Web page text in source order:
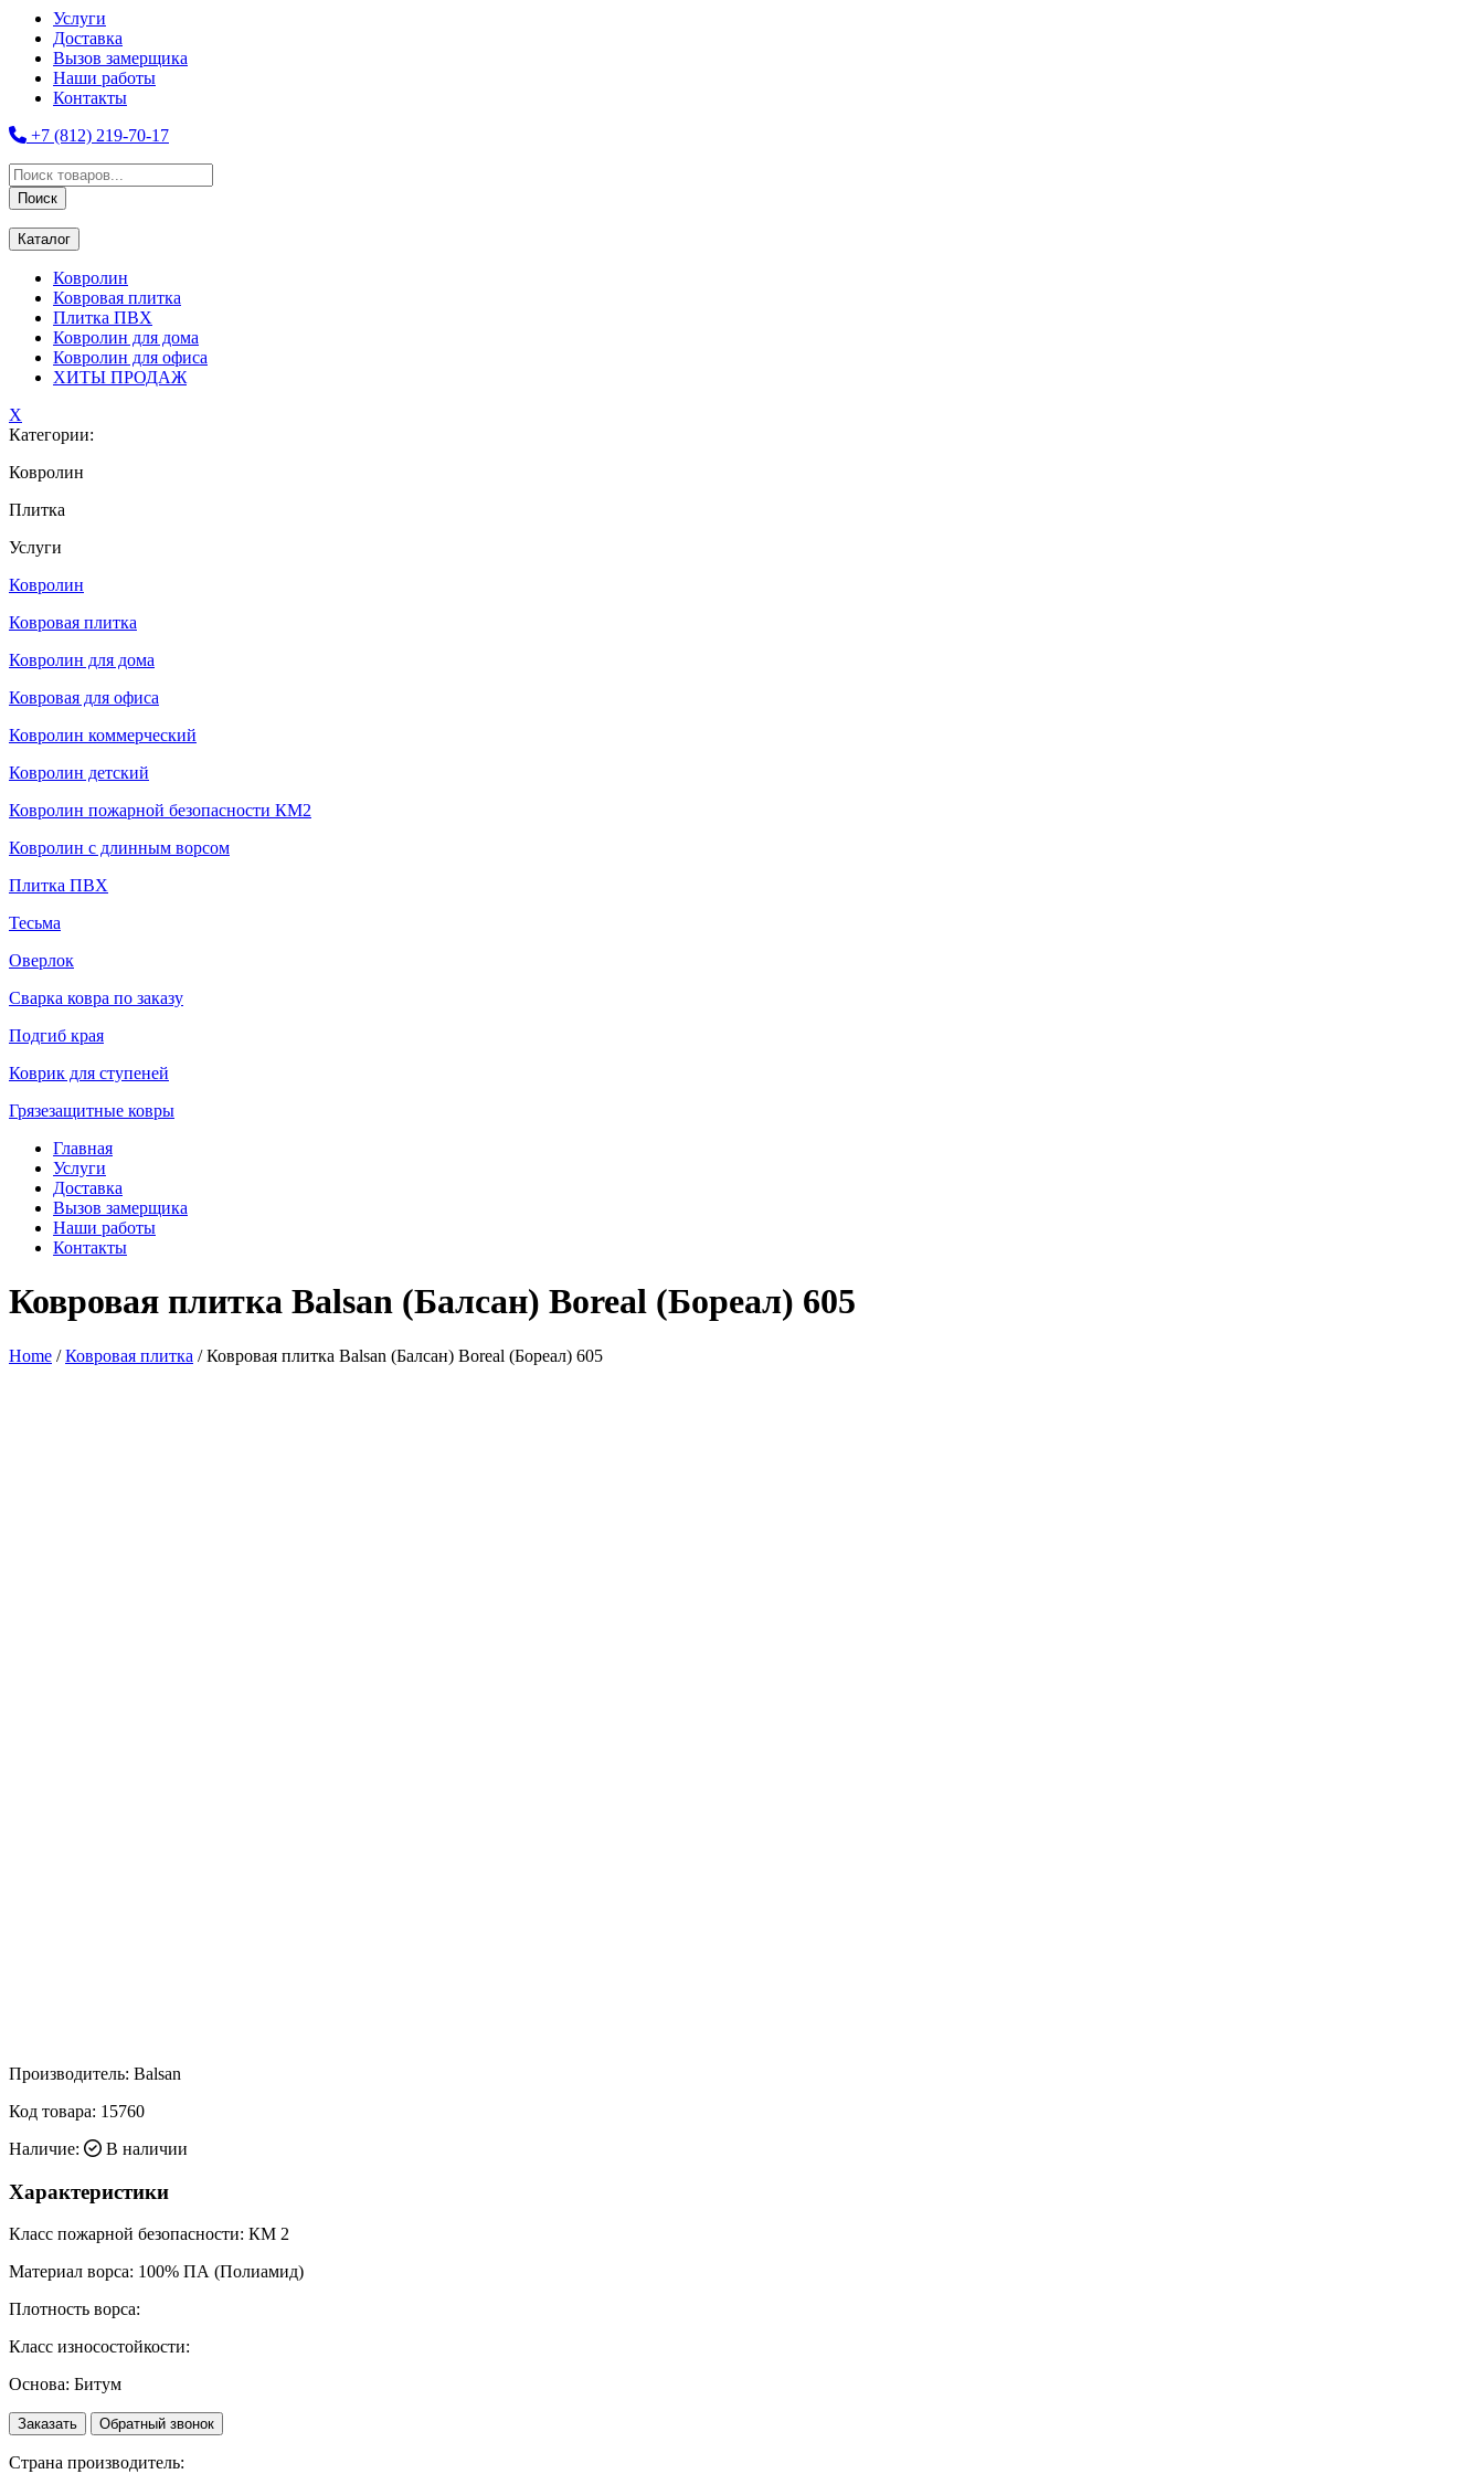
Услуги
Доставка
Вызов замерщика
Наши работы
Контакты
+7 (812) 219-70-17
Поиск
товаров
Поиск
Каталог
Ковролин
Ковровая плитка
Плитка ПВХ
Ковролин для дома
Ковролин для офиса
ХИТЫ ПРОДАЖ
X
Категории:
Ковролин
Плитка
Услуги
Ковролин
Ковровая плитка
Ковролин для дома
Ковровая для офиса
Ковролин коммерческий
Ковролин детский
Ковролин пожарной безопасности КМ2
Ковролин с длинным ворсом
Плитка ПВХ
Тесьма
Оверлок
Сварка ковра по заказу
Подгиб края
Коврик для ступеней
Грязезащитные ковры
Главная
Услуги
Доставка
Вызов замерщика
Наши работы
Контакты
Ковровая плитка Balsan (Балсан) Boreal (Бореал) 605
Home /Ковровая плитка / Ковровая плитка Balsan (Балсан) Boreal (Бореал) 605
Производитель: Balsan
Код товара: 15760
Наличие:
В наличии
Характеристики
Класс пожарной безопасности: КМ 2
Материал ворса: 100% ПА (Полиамид)
Плотность ворса:
Класс износостойкости:
Основа: Битум
Заказать Обратный звонок
Страна производитель: